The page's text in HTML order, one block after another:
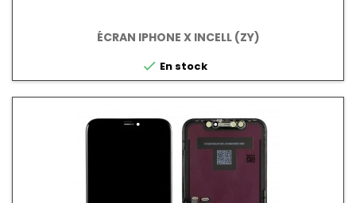
ÉCRAN IPHONE X INCELL (ZY)
 En stock